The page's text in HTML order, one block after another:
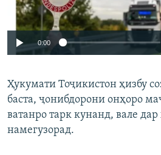
Auto 240p
0:00
Ҳукумати Тоҷикистон ҳизбу
баста, ҷонибдорони онҳоро
ватанро тарк кунанд, вале
намегузорад.